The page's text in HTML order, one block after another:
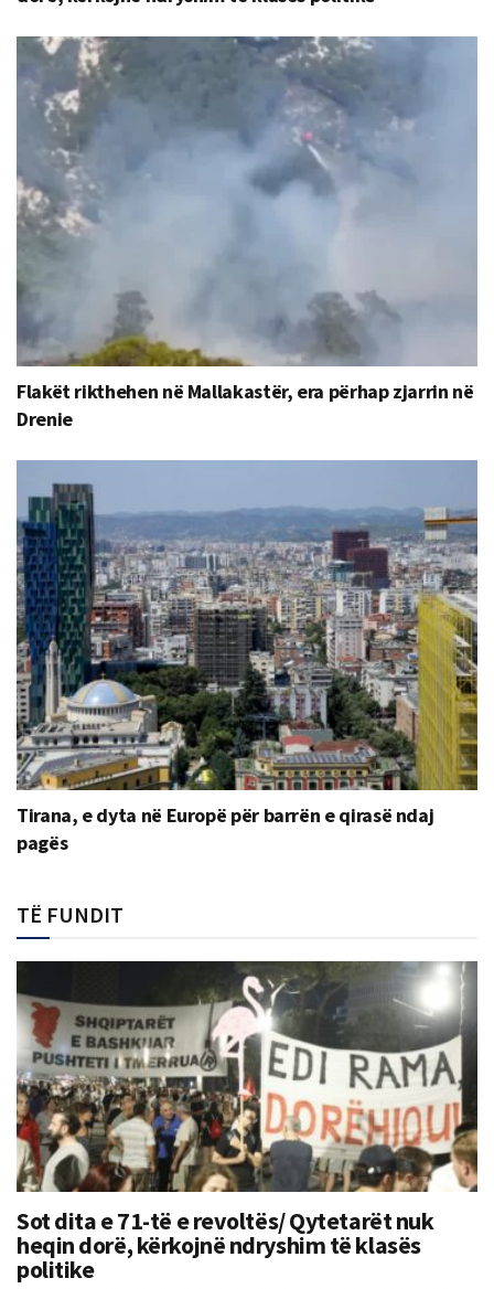
Flakët rikthehen në Mallakastër, era përhap zjarrin në
Drenie
Tirana, e dyta në Europë për barrën e qirasë ndaj
pagës
TË FUNDIT
Sot dita e 71-të e revoltës/ Qytetarët nuk
heqin dorë, kërkojnë ndryshim të klasës
politike